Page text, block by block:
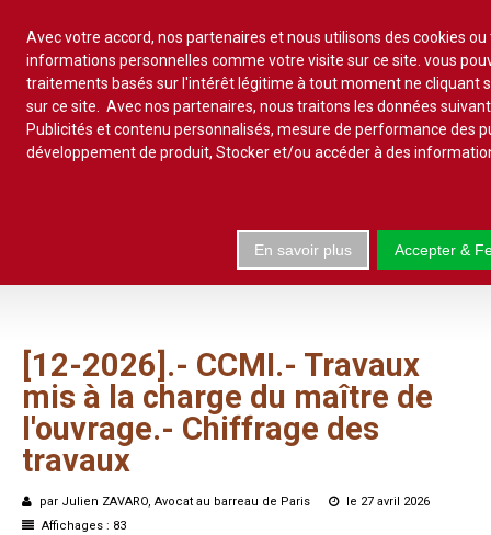
Lire un numéro
S'abonner
Se connecter
Accueil
Commentaires d'arrêt
Sommaires
Chroniques
Etudes de texte
Réponses ministérielles
Conclusions et Rapports
Formez-vous !
[12-2026].- CCMI.- Travaux
mis à la charge du maître de
l'ouvrage.- Chiffrage des
travaux
par Julien ZAVARO, Avocat au barreau de Paris
le 27 avril 2026
Affichages : 83
Avec votre accord, nos partenaires et nous utilisons des cookies
informations personnelles comme votre visite sur ce site. vous
traitements basés sur l'intérêt légitime à tout moment ne cliquant
sur ce site. Avec nos partenaires, nous traitons les données
Publicités et contenu personnalisés, mesure de performance des
développement de produit, Stocker et/ou accéder à des
En savoir plus Accepter &